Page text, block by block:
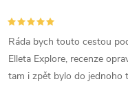
Ráda bych touto cestou
Elleta Explore, recenze
tam i zpět bylo do jednoho